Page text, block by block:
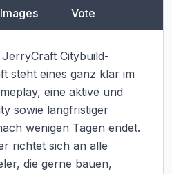
Images Vote
Citybuild-
steht eines ganz klar im
eine aktive und
sowie langfristiger
wenigen Tagen endet.
richtet sich an alle
die gerne bauen,